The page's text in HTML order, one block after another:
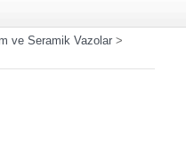
ve Seramik Vazolar>